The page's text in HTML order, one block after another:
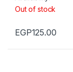
Out of stock
EGP125.00